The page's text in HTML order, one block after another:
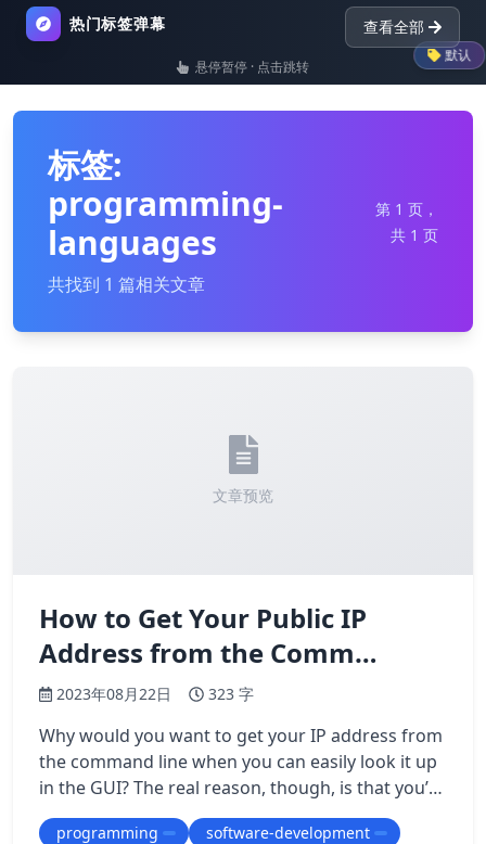
热门标签弹幕 查看全部
默认
list nginx dictionary
悬停暂停 · 点击跳转
标签:
programming-
languages
共找到 1 篇相关文章
第 1 页，
共 1 页
文章预览
How to Get Your Public IP
Address from the Comm…
2023年08月22日 323 字
Why would you want to get your IP address from
the command line when you can easily look it up
in the GUI? The real reason, though, is that you’re
probably going to automate it in…
programming
software-development